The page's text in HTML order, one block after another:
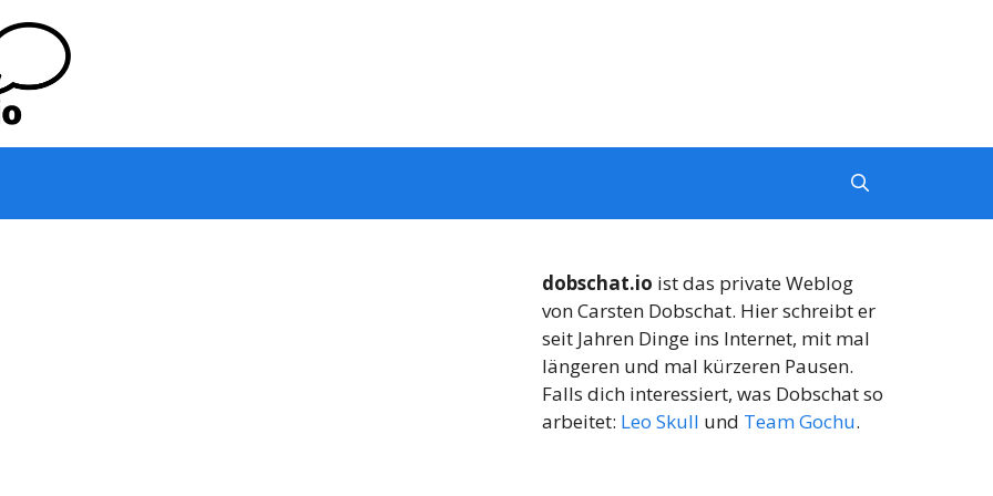
dobschat.io ist das private Weblog
von Carsten Dobschat. Hier schreibt er
seit Jahren Dinge ins Internet, mit mal
längeren und mal kürzeren Pausen.
Falls dich interessiert, was Dobschat so
arbeitet: Leo Skull und Team Gochu.